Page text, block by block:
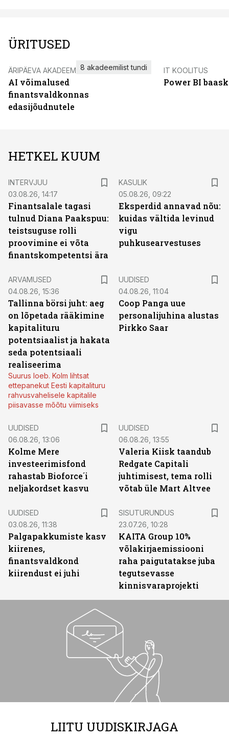
ÜRITUSED
ÄRIPÄEVA AKADEEMIA
AI võimalused
finantsvaldkonnas
edasijõudnutele
8 akadeemilist tundi IT KOOLITUS
Power BI
HETKEL KUUM
INTERVJUU
03.08.26, 14:17
Finantsalale tagasi
tulnud Diana Paakspuu:
teistsuguse rolli
proovimine ei võta
finantskompetentsi ära
KASULIK
05.08.26, 09:22
Eksperdid annavad nõu:
kuidas vältida levinud
vigu
puhkusearvestuses
ARVAMUSED
04.08.26, 15:36
Tallinna börsi juht: aeg
on lõpetada rääkimine
kapitalituru
potentsiaalist ja hakata
seda potentsiaali
realiseerima
Suurus loeb. Kolm lihtsat
ettepanekut Eesti kapitalituru
rahvusvahelisele kapitalile
piisavasse mõõtu viimiseks
UUDISED
04.08.26, 11:04
Coop Panga uue
personalijuhina alustas
Pirkko Saar
UUDISED
06.08.26, 13:06
Kolme Mere
investeerimisfond
rahastab Bioforce´i
neljakordset kasvu
UUDISED
06.08.26, 13:55
Valeria Kiisk taandub
Redgate Capitali
juhtimisest, tema rolli
võtab üle Mart Altvee
UUDISED
03.08.26, 11:38
Palgapakkumiste kasv
kiirenes,
finantsvaldkond
kiirendust ei juhi
SISUTURUNDUS
23.07.26, 10:28
KAITA Group 10%
võlakirjaemissiooni
raha paigutatakse juba
tegutsevasse
kinnisvaraprojekti
LIITU UUDISKIRJAGA